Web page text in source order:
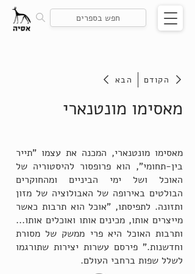
הבא הקודם
מאסימו מונטנארי
מאסימו מונטנארי, המכנה את עצמו "תייר
בין-תחומי", הוא פרופסור להיסטוריה של
האוכל ושל ימי הביניים ומהחוקרים
הבולטים באירופה של האבולוציה של מזון
ותזונה. לתפיסתו, "אוכל הוא תרבות כאשר
מייצרים אותו, מכינים אותו ואוכלים אותו...
ותרבות האוכל היא פרי ממשק של מסורת
וחדשנות." פירסם עשרות יצירות שתורגמו
לשלל שפות ברחבי העולם.